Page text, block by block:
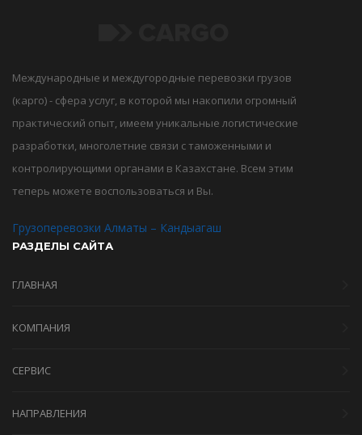
Международные и междугородные перевозки грузов
(карго) - сфера услуг, в которой мы накопили огромный
практический опыт, имеем уникальные логистические
разработки, многолетние связи с таможенными и
контролирующими органами в Казахстане. Всем этим
теперь можете воспользоваться и Вы.
Грузоперевозки Алматы – Кандыагаш
РАЗДЕЛЫ САЙТА
ГЛАВНАЯ
КОМПАНИЯ
СЕРВИС
НАПРАВЛЕНИЯ